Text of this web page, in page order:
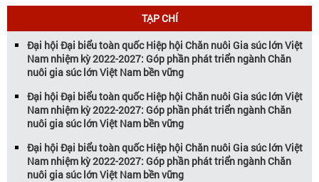
Vietstock đã khẳng định vị thế là triển […]
TẠP CHÍ
Đại hội Đại biểu toàn quốc Hiệp hội Chăn nuôi Gia súc lớn Việt
Nam nhiệm kỳ 2022-2027: Góp phần phát triển ngành Chăn
nuôi gia súc lớn Việt Nam bền vững
Đại hội Đại biểu toàn quốc Hiệp hội Chăn nuôi Gia súc lớn Việt
Nam nhiệm kỳ 2022-2027: Góp phần phát triển ngành Chăn
nuôi gia súc lớn Việt Nam bền vững
Đại hội Đại biểu toàn quốc Hiệp hội Chăn nuôi Gia súc lớn Việt
Nam nhiệm kỳ 2022-2027: Góp phần phát triển ngành Chăn
nuôi gia súc lớn Việt Nam bền vững